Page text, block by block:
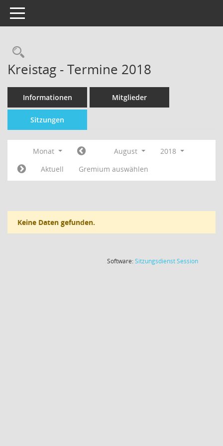
Toggle navigation
Kreistag - Termine 2018
Informationen Mitglieder
Sitzungen
Monat August
2018
Aktuell
Gremium auswählen
Keine Daten gefunden.
Software:SitzungsdienstSession(Wird in